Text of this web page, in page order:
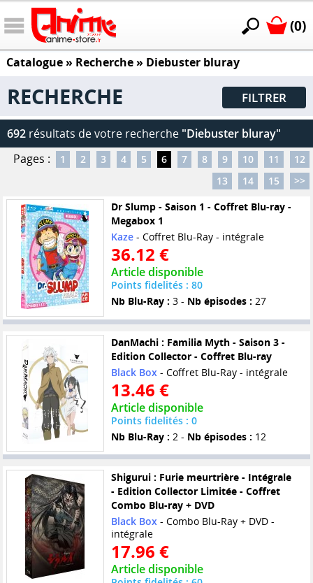
(0)
Catalogue» Recherche » Diebuster bluray
RECHERCHE FILTRER
692 résultats de votre recherche "Diebuster bluray"
Pages :
1 2 3 4 5 6 7 8 9 10 11
12
13
14 15
>>
Dr Slump - Saison 1 - Coffret Blu-ray -
Megabox 1
Kaze- Coffret Blu-Ray - intégrale
36.12 €
Article disponible
Points fidelités : 80
Nb Blu-Ray : 3 - Nb épisodes : 27
DanMachi : Familia Myth - Saison 3 -
Edition Collector - Coffret Blu-ray
Black Box - Coffret Blu-Ray - intégrale
13.46 €
Article disponible
Points fidelités : 0
Nb Blu-Ray : 2 - Nb épisodes : 12
Shigurui : Furie meurtrière - Intégrale
- Edition Collector Limitée - Coffret
Combo Blu-ray + DVD
Black Box - Combo Blu-Ray + DVD -
intégrale
17.96 €
Article disponible